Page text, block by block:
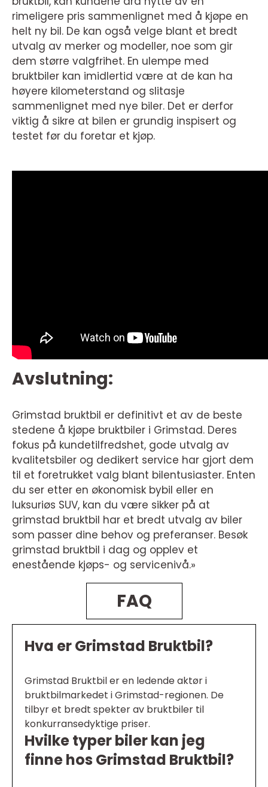
rimeligere pris sammenlignet med å kjøpe en
helt ny bil. De kan også velge blant et bredt
utvalg av merker og modeller, noe som gir
dem større valgfrihet. En ulempe med
bruktbiler kan imidlertid være at de kan ha
høyere kilometerstand og slitasje
sammenlignet med nye biler. Det er derfor
viktig å sikre at bilen er grundig inspisert og
testet før du foretar et kjøp.
Avslutning:
Grimstad bruktbil er definitivt et av de beste
stedene å kjøpe bruktbiler i Grimstad. Deres
fokus på kundetilfredshet, gode utvalg av
kvalitetsbiler og dedikert service har gjort dem
til et foretrukket valg blant bilentusiaster. Enten
du ser etter en økonomisk bybil eller en
luksuriøs SUV, kan du være sikker på at
grimstad bruktbil har et bredt utvalg av biler
som passer dine behov og preferanser. Besøk
grimstad bruktbil i dag og opplev et
enestående kjøps- og servicenivå.»
FAQ
Hva er Grimstad Bruktbil?
Grimstad Bruktbil er en ledende aktør i
bruktbilmarkedet i Grimstad-regionen. De
tilbyr et bredt spekter av bruktbiler til
konkurransedyktige priser.
Hvilke typer biler kan jeg
finne hos Grimstad Bruktbil?